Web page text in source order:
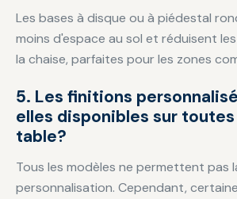
Les bases à disque ou à piédestal
moins d'espace au sol et réduisent
la chaise, parfaites pour les zones
5. Les finitions
elles disponibles sur
table?
Tous les modèles ne permettent pas
personnalisation. Cependant,